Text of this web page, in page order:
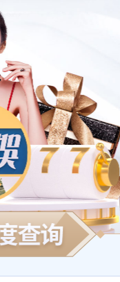
的各项回馈礼品~ 积分